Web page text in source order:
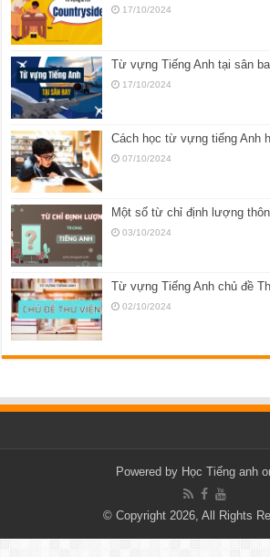
17/10/2024
Từ vựng Tiếng Anh tại sân
17/10/2024
Cách học từ vựng tiếng Anh
07/10/2024
Một số từ chỉ định lượng
03/10/2024
Từ vựng Tiếng Anh chủ đề
02/10/2024
Powered by Học Tiếng anh
© Copyright 2026, All Rights